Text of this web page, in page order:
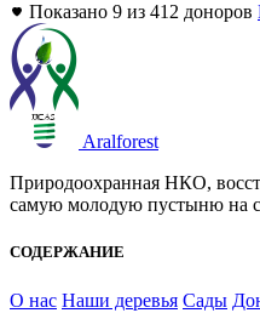
Показано 9 из 412 доноров
Aralforest
Природоохранная НКО,
самую молодую пустыню на
СОДЕРЖАНИЕ
О нас Наши деревья Сады